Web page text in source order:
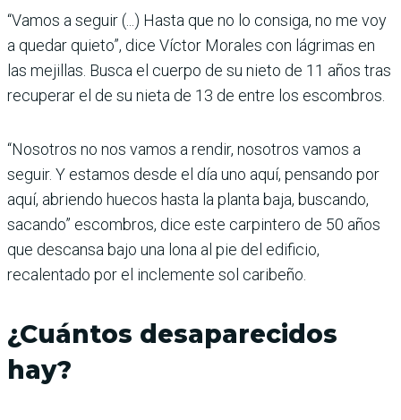
“Vamos a seguir (...) Hasta que no lo consiga, no me voy
a quedar quieto”, dice Víctor Morales con lágrimas en
las mejillas. Busca el cuerpo de su nieto de 11 años tras
recuperar el de su nieta de 13 de entre los escombros.
“Nosotros no nos vamos a rendir, nosotros vamos a
seguir. Y estamos desde el día uno aquí, pensando por
aquí, abriendo huecos hasta la planta baja, buscando,
sacando” escombros, dice este carpintero de 50 años
que descansa bajo una lona al pie del edificio,
recalentado por el inclemente sol caribeño.
¿Cuántos desaparecidos
hay?